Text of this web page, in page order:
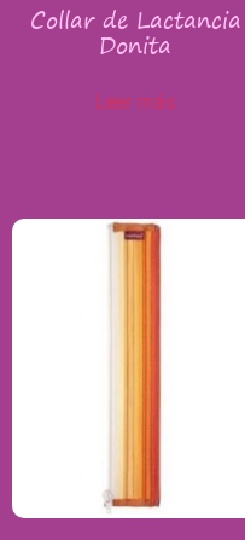
Collar de Lactancia
Donita
Leer más